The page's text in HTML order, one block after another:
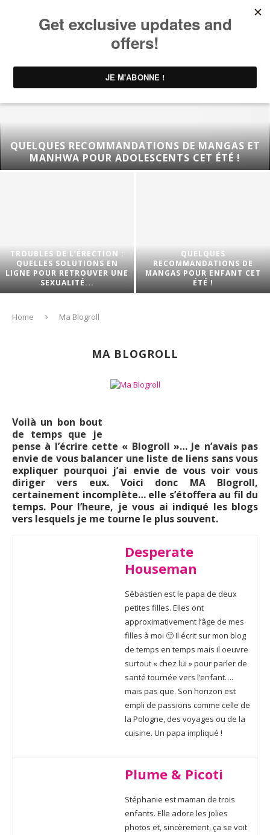
QUELQUES RECOMMANDATIONS DE MANGAS ET
MANHWA POUR ADOLESCENTS CET ÉTÉ !
TROUBLES DE L’ÉRECTION :
QUELLES SOLUTIONS EN
LIGNE POUR RETROUVER UNE
SEXUALITÉ...
QUELQUES
RECOMMANDATIONS DE
MANGAS POUR ENFANT CET
ÉTÉ !
Home Ma Blogroll
MA BLOGROLL
Voilà un bon bout
de temps que je
pense à l’écrire cette « Blogroll »… Je n’avais pas
envie de vous balancer une liste de liens sans vous
expliquer pourquoi j’ai envie de vous voir vous
diriger vers eux. Voici donc MA Blogroll,
certainement incomplète… elle s’étoffera au fil du
temps. Pour l’heure, je vous ai indiqué les blogs
vers lesquels je me tourne le plus souvent.
Desperate
Houseman
Sébastien est le papa de deux
petites filles. Elles ont
approximativement l’âge de mes
filles à moi 🙂 Il écrit sur mon blog
de temps en temps mais il oeuvre
surtout « chez lui » pour parler de
santé tournée vers l’enfant….
mais pas que. Son horizon est
empli de passions comme celle de
la Pologne, des voyages ou de la
cuisine. Un papa impliqué !
Plume & Picoti
Stéphanie est maman de trois
enfants. Elle adore les jolies
photos et, sincèrement, ça se voit